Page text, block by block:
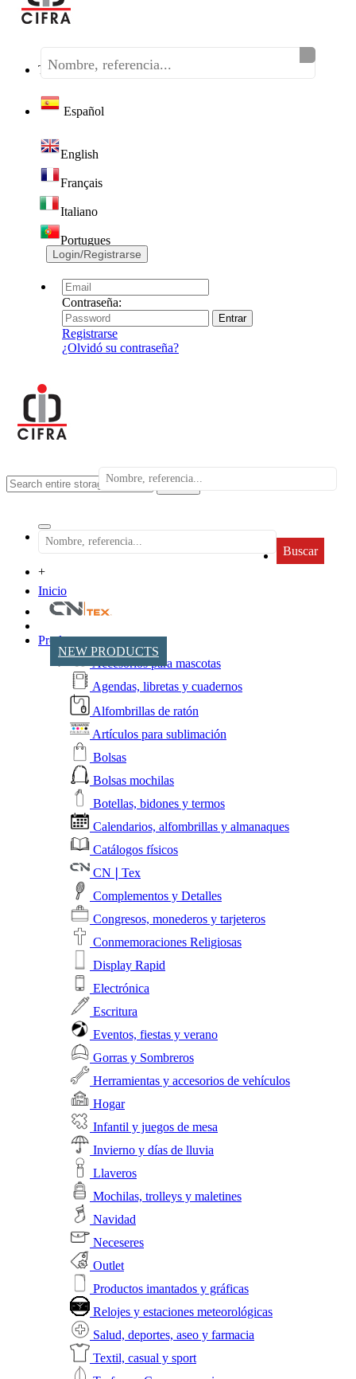
Teléfono:(+34) 968 320 046
Español
English
Français
Italiano
Portugues
Login/Registrarse
Contraseña:
Registrarse
¿Olvidó su contraseña?
search
Buscar
+
Inicio
NEW PRODUCTS
Productos
Accesorios para mascotas
Agendas, libretas y cuadernos
Alfombrillas de ratón
Artículos para sublimación
Bolsas
Bolsas mochilas
Botellas, bidones y termos
Calendarios, alfombrillas y almanaques
Catálogos físicos
CN❘Tex
Complementos y Detalles
Congresos, monederos y tarjeteros
Conmemoraciones Religiosas
Display Rapid
Electrónica
Escritura
Eventos, fiestas y verano
Gorras y Sombreros
Herramientas y accesorios de vehículos
Hogar
Infantil y juegos de mesa
Invierno y días de lluvia
Llaveros
Mochilas, trolleys y maletines
Navidad
Neceseres
Outlet
Productos imantados y gráficas
Relojes y estaciones meteorológicas
Salud, deportes, aseo y farmacia
Textil, casual y sport